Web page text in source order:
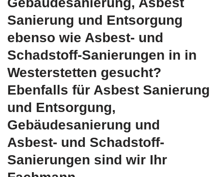
Sanierung und Entsorgung
ebenso wie Asbest- und
Schadstoff-Sanierungen in in
Westerstetten gesucht?
Ebenfalls für Asbest Sanierung
und Entsorgung,
Gebäudesanierung und
Asbest- und Schadstoff-
Sanierungen sind wir Ihr